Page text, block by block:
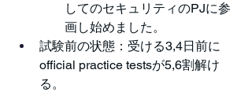
してのセキュリティのPJに参
画し始めました。
試験前の状態：受ける3,4日前に
official practice testsが5,6割解け
る。